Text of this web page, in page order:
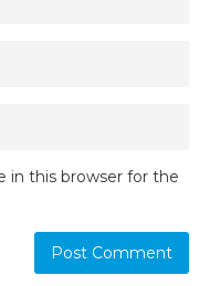
in this browser for the